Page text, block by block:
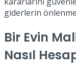
giderlerin
Bir Evin
Nasıl